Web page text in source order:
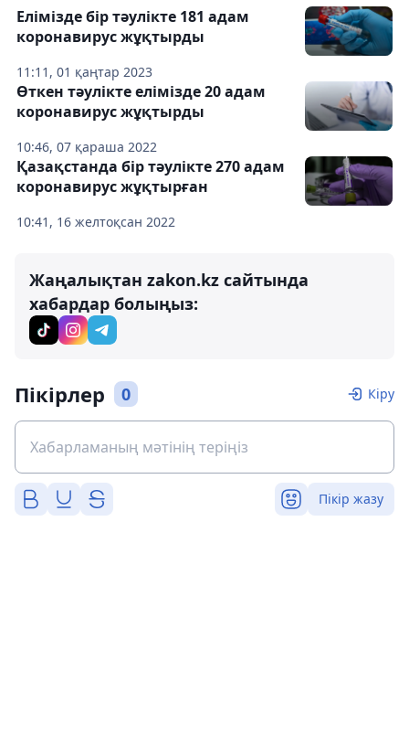
11:11, 01 қаңтар 2023
Елімізде бір тәулікте 181 адам
коронавирус жұқтырды
10:46, 07 қараша 2022
Өткен тәулікте елімізде 20 адам
коронавирус жұқтырды
10:41, 16 желтоқсан 2022
Қазақстанда бір тәулікте 270 адам
коронавирус жұқтырған
Жаңалықтан zakon.kz сайтында
хабардар болыңыз:
Пікірлер 0 Кіру
Пікір жазу